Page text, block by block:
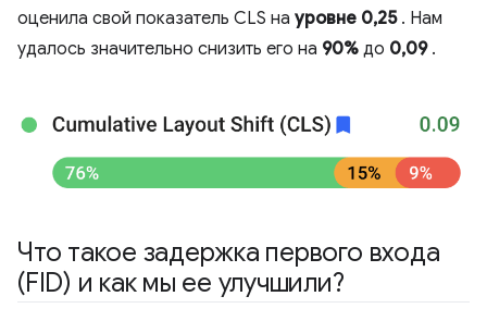
оценила свой показатель CLS на уровне 0,25. Нам
удалось значительно снизить его на 90% до 0,09.
Что такое задержка первого входа
(FID) и как мы ее улучшили?